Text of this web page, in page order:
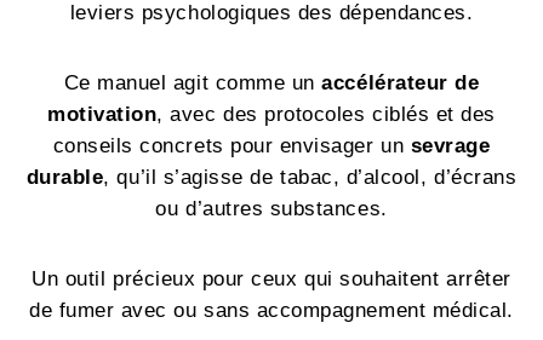
leviers psychologiques des dépendances.
Ce manuel agit comme unaccélérateur de
motivation, avec des protocoles ciblés et des
conseils concrets pour envisager un sevrage
durable, qu’il s’agisse de tabac, d’alcool, d’écrans
ou d’autres substances.
Un outil précieux pour ceux qui souhaitent arrêter
de fumer avec ou sans accompagnement médical.